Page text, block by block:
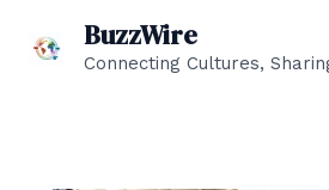
BuzzWire
Connecting Cultures,